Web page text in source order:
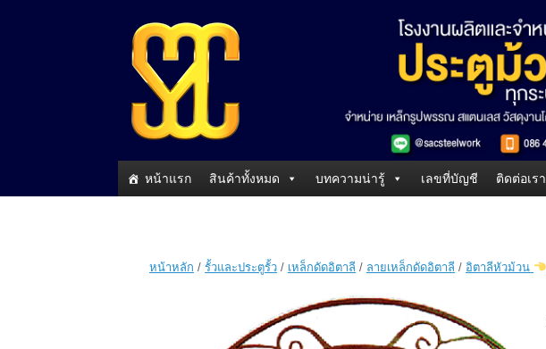
หน้าแรก สินค้าทั้งหมด บทความน่ารู้ เลขที่บัญชี ติดต่อเรา
หน้าหลัก / รั้วและประตูรั้ว / เหล็กดัดอิตาลี / ลายเหล็กดัดอิตาลี / อิตาลีหัวม้วน